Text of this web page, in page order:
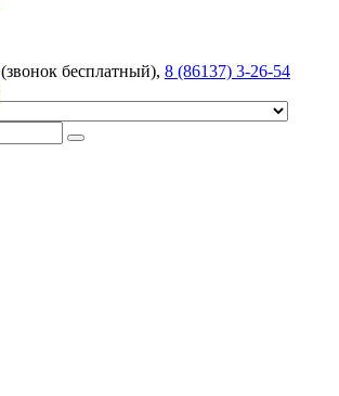
(звонок бесплатный), 8 (86137) 3-26-54